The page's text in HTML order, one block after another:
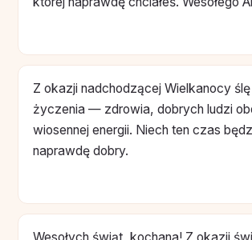
Z okazji nadchodzącej Wielkanocy ślę
życzenia — zdrowia, dobrych ludzi
wiosennej energii. Niech ten czas
naprawdę dobry.